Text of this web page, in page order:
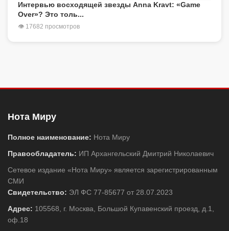
Интервью восходящей звезды Anna Kravt: «Game
Over»? Это толь...
👁 17682 просмотров
Нота Миру
Полное наименование: Нота Миру
Правообладатель: ИП Архангельский Дмитрий Николаевич
Сетевое издание «Нота Миру» является зарегистрированным
СМИ
Свидетельство: ЭЛ ФС 77-85677 от 28.07.2023
Адрес: 105568, г. Москва, Большой Купавенский проезд, д.1,
оф.18